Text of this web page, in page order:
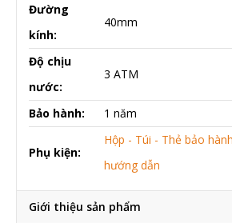
Đường
kính:
40mm
Độ chịu
nước:
3 ATM
Bảo hành: 1 năm
Phụ kiện:
Hộp - Túi - Thẻ bảo
hướng dẫn
Giới thiệu sản phẩm